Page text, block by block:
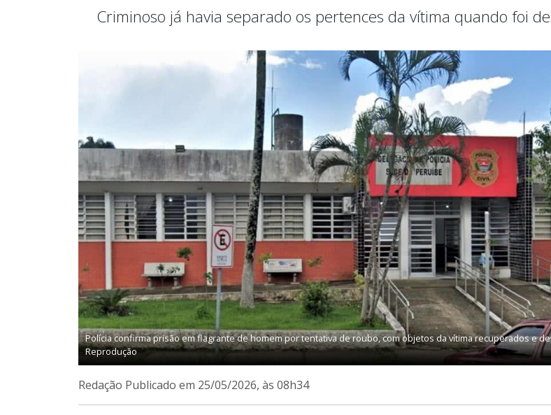
Criminoso já havia separado os pertences da vítima quando foi
Polícia confirma prisão em flagrante de homem por tentativa de roubo, com objetos da vítima recuperados e
Reprodução
Redação Publicado em 25/05/2026, às 08h34